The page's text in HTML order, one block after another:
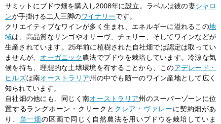
サミットにブドウ畑を購入し2008年に設立。ラベルは彼の妻シャロ
ンが手掛ける二人三脚のワイナリーです。
クリエイティブなワインが多く生まれ、エネルギーに溢れるこの地
域は、高品質なリンゴやオリーヴ、チェリー、そしてワインなどが
生産されています。25年前に植樹された自社畑では認定は取ってい
ませんが、 オーガニック農法でブドウを栽培しています。冷涼な気
候を持ち、理想的な土壌環境を有することから、このアデレード・
ヒルズは南オーストラリア州の中でも随一のワイン産地として広く
知られています。
自社畑の他にも、同じく南オーストラリア州のスーパーゾーンに位
置するラングホーン・クリークと クレア・ヴァレーに契約畑があ
り、 単一畑の区画で同じく自然農法を用いブドウを栽培していま